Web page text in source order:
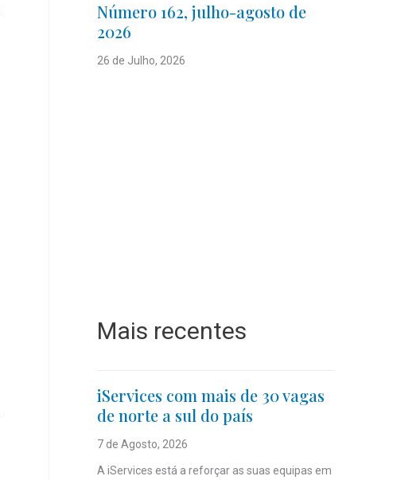
Número 162, julho-agosto de
2026
26 de Julho, 2026
Mais recentes
iServices com mais de 30 vagas
de norte a sul do país
7 de Agosto, 2026
A iServices está a reforçar as suas equipas em